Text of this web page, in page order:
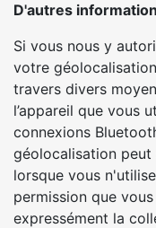
D'autres
Si vous nous y
votre
travers divers
l’appareil que vous
connexions
géolocalisation peut
lorsque vous
permission que
expressément la